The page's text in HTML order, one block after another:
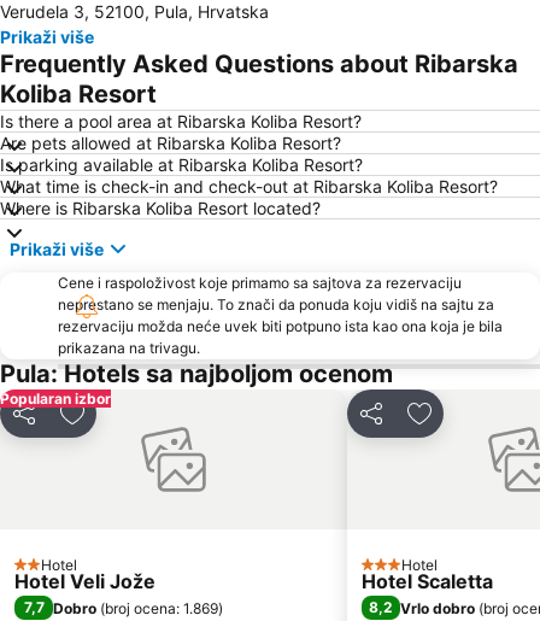
Delfin
Brioni
Amarin
Stari Grad
Istrian Riviera
Kap Kamenjak
Polari
Gradsko kupalište Poreč
Poreč 24 hours
Autobusna postaja Pula
Stand up Comedy by Željko Pervan
Maslinica
Communal Palace
Levan
Girandella
Koversada
Fisherman's Party
Parentium
Brulo
Verudela 3, 52100, Pula, Hrvatska
Prikaži više
Frequently Asked Questions about Ribarska
Koliba Resort
Is there a pool area at Ribarska Koliba Resort?
Are pets allowed at Ribarska Koliba Resort?
Is parking available at Ribarska Koliba Resort?
What time is check-in and check-out at Ribarska Koliba Resort?
Where is Ribarska Koliba Resort located?
Prikaži više
Cene i raspoloživost koje primamo sa sajtova za rezervaciju
neprestano se menjaju. To znači da ponuda koju vidiš na sajtu za
rezervaciju možda neće uvek biti potpuno ista kao ona koja je bila
prikazana na trivagu.
Pula: Hotels sa najboljom ocenom
Popularan izbor
Deli Dodati u favorite
2 Zvezdice
Hotel
Hotel Veli Jože
7,7 Dobro (broj ocena: 1.869)
Deli Dodati u
3 Zvezdice
Hotel
Hotel Scaletta
8,2 Vrlo dobro (broj